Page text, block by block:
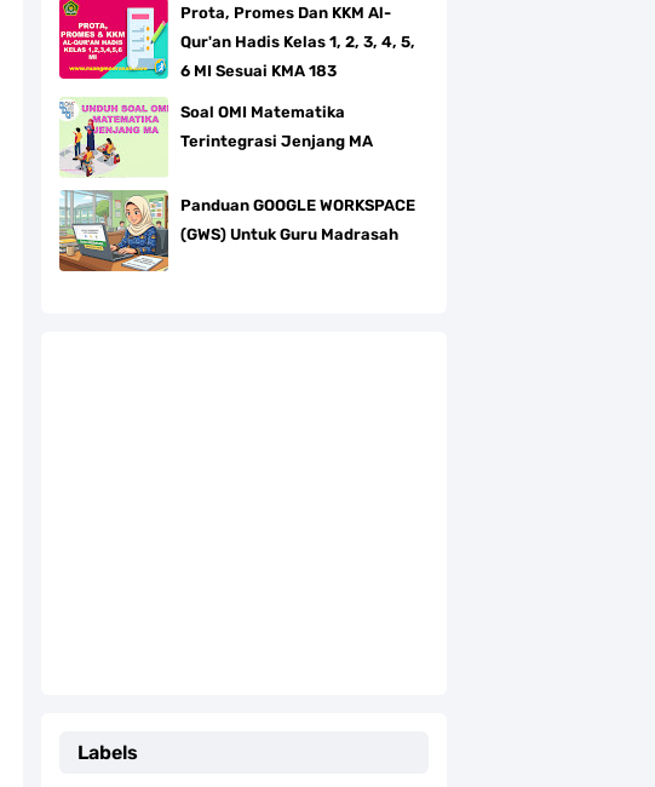
Prota, Promes Dan KKM Al-
Qur'an Hadis Kelas 1, 2, 3, 4, 5,
6 MI Sesuai KMA 183
Soal OMI Matematika
Terintegrasi Jenjang MA
Panduan GOOGLE WORKSPACE
(GWS) Untuk Guru Madrasah
Labels